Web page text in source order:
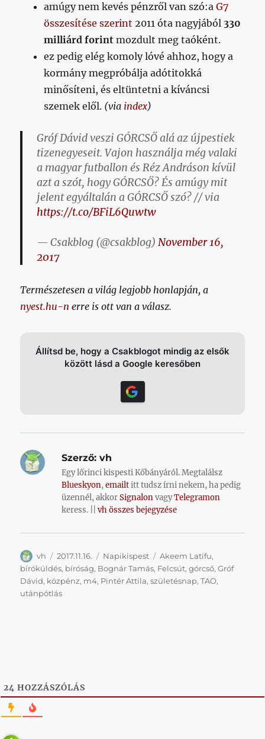
amúgy nem kevés pénzről van szó:aG7
összesítése szerint 2011 óta nagyjából 330
milliárd forint mozdult meg taóként.
ez pedig elég komoly lóvé ahhoz, hogy a
kormány megpróbálja adótitokká
minősíteni, és eltüntetni a kíváncsi
szemek elől. (via index)
Gróf Dávid veszi GÓRCSŐ alá az újpestiek
tizenegyeseit. Vajon használja még valaki
a magyar futballon és Réz Andráson kívül
azt a szót, hogy GÓRCSŐ? És amúgy mit
jelent egyáltalán a GÓRCSŐ szó? // via
https://t.co/BFiL6Quwtw
— Csakblog (@csakblog)November 16,
2017
Természetesen a világ legjobb honlapján, a
nyest.hu-n erre is ott van a válasz.
Állítsd be, hogy a Csakblogot mindig az elsők
között lásd a Google keresőben
Szerző: vh
Egy lőrinci kispesti Kőbányáról. Megtalálsz
Blueskyon,emailtitt tudsz írni nekem, ha pedig
üzennél, akkorSignalonvagyTelegramon
keress. ||vh összes bejegyzése
Szerző
vh Közzétéve
2017.11.16. Kategória
Napikispest Címke
Akeem Latifu,
bíróküldés, bíróság, Bognár Tamás, Felcsút,górcső,Gróf
Dávid, közpénz, m4, Pintér Attila,születésnap,TAO,
utánpótlás
24 HOZZÁSZÓLÁS